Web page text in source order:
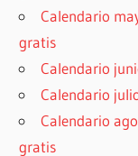
Calendario
gratis
Calendario
Calendario
Calendario
gratis